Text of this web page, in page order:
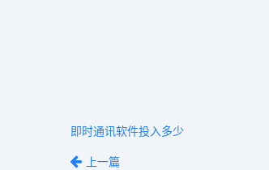
即时通讯软件投入多少
上一篇